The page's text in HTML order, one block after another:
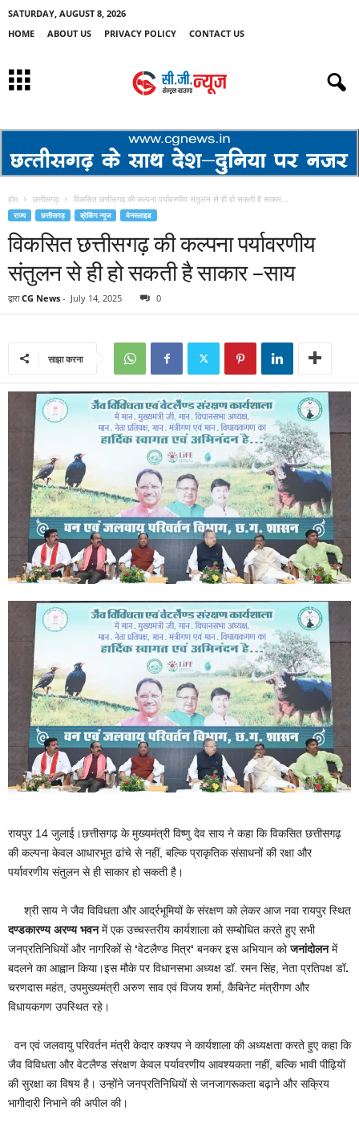
SATURDAY, AUGUST 8, 2026
HOME
ABOUT US PRIVACY POLICY CONTACT US
होम छत्तीसगढ़ विकसित छत्तीसगढ़ की कल्पना पर्यावरणीय संतुलन से ही हो सकती है साकार...
राज्य छत्तीसगढ़ ब्रेकिंग न्यूज मेनस्लाइड
विकसित छत्तीसगढ़ की कल्पना पर्यावरणीय
संतुलन से ही हो सकती है साकार –साय
द्वारा CG News - July 14, 2025 0
साझा करना
रायपुर 14 जुलाई।छत्तीसगढ़ के मुख्यमंत्री विष्णु देव साय ने कहा कि विकसित छत्तीसगढ़
की कल्पना केवल आधारभूत ढांचे से नहीं, बल्कि प्राकृतिक संसाधनों की रक्षा और
पर्यावरणीय संतुलन से ही साकार हो सकती है।
श्री साय ने जैव विविधता और आर्द्रभूमियों के संरक्षण को लेकर आज नवा रायपुर स्थित
दण्डकारण्य अरण्य भवनमें एक उच्चस्तरीय कार्यशाला को सम्बोधित करते हुए सभी
जनप्रतिनिधियों और नागरिकों से ‘वेटलैण्ड मित्र‘ बनकर इस अभियान कोजनांदोलनमें
बदलने का आह्वान किया।इस मौके पर विधानसभा अध्यक्ष डॉ. रमन सिंह, नेता प्रतिपक्ष डॉ.
चरणदास महंत, उपमुख्यमंत्री अरुण साव एवं विजय शर्मा, कैबिनेट मंत्रीगण और
विधायकगण उपस्थित रहे।
वन एवं जलवायु परिवर्तन मंत्री केदार कश्यप ने कार्यशाला की अध्यक्षता करते हुए कहा कि
जैव विविधता और वेटलैण्ड संरक्षण केवल पर्यावरणीय आवश्यकता नहीं, बल्कि भावी पीढ़ियों
की सुरक्षा का विषय है। उन्होंने जनप्रतिनिधियों से जनजागरूकता बढ़ाने और सक्रिय
भागीदारी निभाने की अपील की।